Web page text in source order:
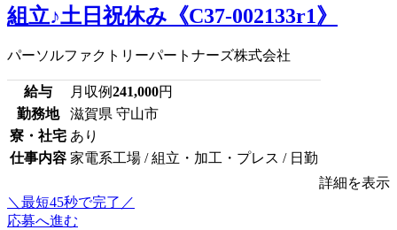
組立♪土日祝休み《C37-002133r1》
パーソルファクトリーパートナーズ株式会社
給与 月収例241,000円
勤務地
滋賀県 守山市
寮・社宅 あり
仕事内容 家電系工場 / 組立・加工・プレス / 日勤
詳細を表示
＼最短45秒で完了／
応募へ進む